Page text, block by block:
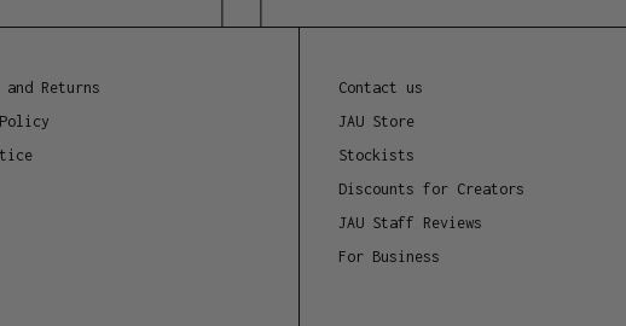
and Returns
Contact us
JAU Store
Stockists
Discounts for Creators
JAU Staff Reviews
For Business